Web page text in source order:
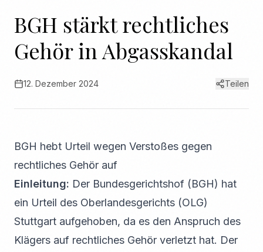
BGH stärkt rechtliches
Gehör in Abgasskandal
12. Dezember 2024 Teilen
BGH hebt Urteil wegen Verstoßes gegen
rechtliches Gehör auf
Einleitung: Der Bundesgerichtshof (BGH) hat
ein Urteil des Oberlandesgerichts (OLG)
Stuttgart aufgehoben, da es den Anspruch des
Klägers auf rechtliches Gehör verletzt hat. Der